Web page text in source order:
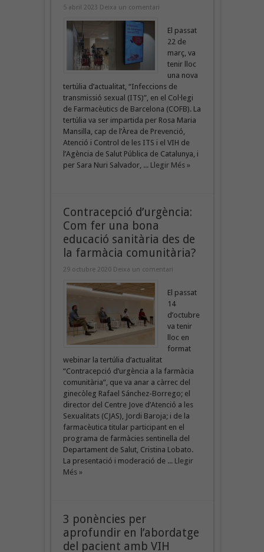
5 abril 2023 Deixa un comentari
El passat
22 de
març, va
tenir lloc
una nova
tertúlia d’actualitat, “Infeccions de
transmissió sexual (ITS)”, en el Col·legi
de Farmacèutics de Barcelona (COFB). La
tertúlia va ser impartida per Rosa Maria
Mansilla, cap de l’Àrea de Prevenció,
Atenció i Control de les ITS i el VIH de
l’Agència de Salut Pública de Catalunya, i
per Sara Nuri Salvador, ... Llegir Més »
Contracepció d’urgència:
Com fer una bona
educació sanitària des de
la farmàcia comunitària?
29 octubre 2020 Deixa un comentari
El passat
14
d’octubre
va tenir
lloc en
format
webinar la tertúlia d’actualitat
“Contracepció d’urgència a la farmàcia
comunitària”, que va anar a càrrec del
ginecòleg Rafael Sánchez-Borrego; el
director del Centre Jove d’Atenció a les
Sexualitats (CJAS), Jordi Baroja; i de la
farmacèutica titular participant en el
programa de farmàcies sentinella del
Departament de Salut, Cristina Lobato.
La presentació i moderació de ... Llegir
Més »
3 ponències per
aprofundir en l’abordatge
del pacient amb VIH